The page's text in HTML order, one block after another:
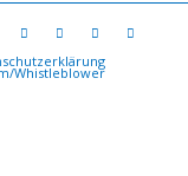
Whistleblower